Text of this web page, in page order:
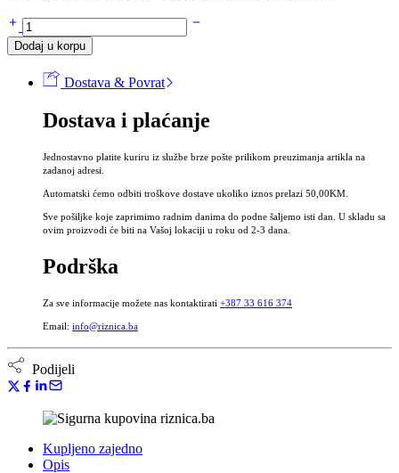
Čaj
SMILJE
cvijet
količina
Dodaj u korpu
Dostava & Povrat
Dostava i plaćanje
Jednostavno platite kuriru iz službe brze pošte prilikom preuzimanja artikla na
zadanoj adresi.
Automatski ćemo odbiti troškove dostave ukoliko iznos prelazi 50,00KM.
Sve pošiljke koje zaprimimo radnim danima do podne šaljemo isti dan. U skladu sa
ovim proizvodi će biti na Vašoj lokaciji u roku od 2-3 dana.
Podrška
Za sve informacije možete nas kontaktirati +387 33 616 374
Email: info@riznica.ba
Podijeli
Kupljeno zajedno
Opis